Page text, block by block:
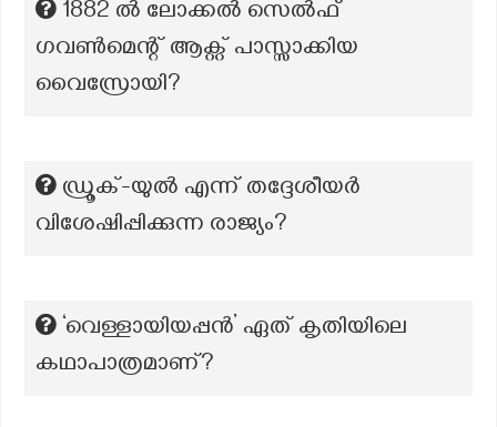
1882 ൽ ലോക്കൽ സെൽഫ്
ഗവൺമെന്റ് ആക്റ്റ് പാസ്സാക്കിയ
വൈസ്രോയി?
ഡ്രൂക്-യുൽ എന്ന് തദ്ദേശീയർ
വിശേഷിപ്പിക്കുന്ന രാജ്യം?
‘വെള്ളായിയപ്പൻ’ ഏത് കൃതിയിലെ
കഥാപാത്രമാണ്?